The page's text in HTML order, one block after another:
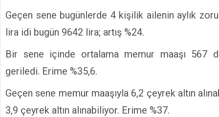
Geçen sene bugünlerde 4 kişilik ailenin aylık
lira idi bugün 9642 lira; artış %24.
Bir sene içinde ortalama memur maaşı 567
geriledi. Erime %35,6.
Geçen sene memur maaşıyla 6,2 çeyrek altın
3,9 çeyrek altın alınabiliyor. Erime %37.